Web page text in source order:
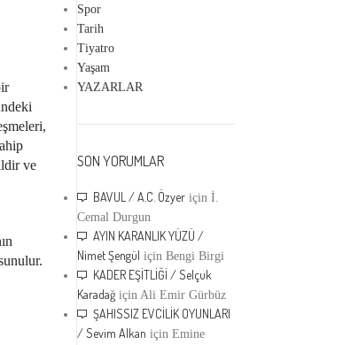
ve
Spor
Tarih
Tiyatro
Yaşam
YAZARLAR
SON YORUMLAR
BAVUL / A.C. Özyer içinİ.
Cemal Durgun
AYIN KARANLIK YÜZÜ /
Nimet Şengül içinBengi Birgi
KADER EŞİTLİĞİ / Selçuk
Karadağ için Ali Emir Gürbüz
ŞAHISSIZ EVCİLİK OYUNLARI
/ Sevim Alkan içinEmine